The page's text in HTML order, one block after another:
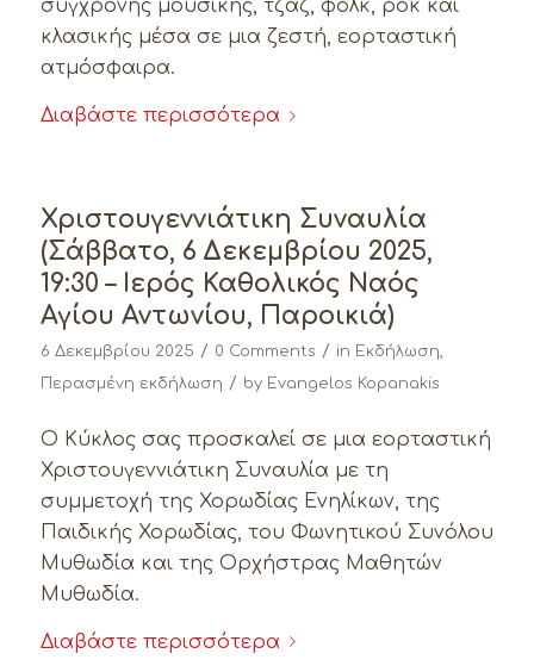
σύγχρονης μουσικής, τζαζ, φολκ, ροκ και
κλασικής μέσα σε μια ζεστή, εορταστική
ατμόσφαιρα.
Διαβάστε περισσότερα
Χριστουγεννιάτικη Συναυλία
(Σάββατο, 6 Δεκεμβρίου 2025,
19:30 – Ιερός Καθολικός Ναός
Αγίου Αντωνίου, Παροικιά)
6 Δεκεμβρίου 2025 / 0 Comments / in Εκδήλωση
Περασμένη εκδήλωση / by Evangelos Kopanakis
Ο Κύκλος σας προσκαλεί σε μια εορταστική
Χριστουγεννιάτικη Συναυλία με τη
συμμετοχή της Χορωδίας Ενηλίκων, της
Παιδικής Χορωδίας, του Φωνητικού Συνόλου
Μυθωδία και της Ορχήστρας Μαθητών
Μυθωδία.
Διαβάστε περισσότερα